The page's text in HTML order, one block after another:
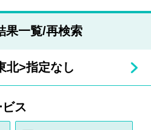
果一覧/再検索
北>指定なし
ス